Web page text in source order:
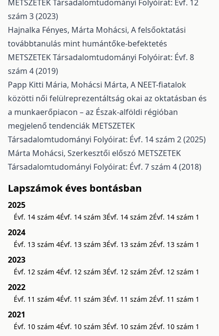
METSZETEK Társadalomtudományi Folyóirat: Évf. 12
szám 3 (2023)
Hajnalka Fényes, Márta Mohácsi, A felsőoktatási
továbbtanulás mint humántőke-befektetés
METSZETEK Társadalomtudományi Folyóirat: Évf. 8
szám 4 (2019)
Papp Kitti Mária, Mohácsi Márta, A NEET-fiatalok
közötti női felülreprezentáltság okai az oktatásban és
a munkaerőpiacon – az Észak-alföldi régióban
megjelenő tendenciák METSZETEK
Társadalomtudományi Folyóirat: Évf. 14 szám 2 (2025)
Márta Mohácsi, Szerkesztői előszó METSZETEK
Társadalomtudományi Folyóirat: Évf. 7 szám 4 (2018)
Lapszámok éves bontásban
2025
Évf. 14 szám 4Évf. 14 szám 3Évf. 14 szám 2Évf. 14 szám 1
2024
Évf. 13 szám 4Évf. 13 szám 3Évf. 13 szám 2Évf. 13 szám 1
2023
Évf. 12 szám 4Évf. 12 szám 3Évf. 12 szám 2Évf. 12 szám 1
2022
Évf. 11 szám 4Évf. 11 szám 3Évf. 11 szám 2Évf. 11 szám 1
2021
Évf. 10 szám 4Évf. 10 szám 3Évf. 10 szám 2Évf. 10 szám 1